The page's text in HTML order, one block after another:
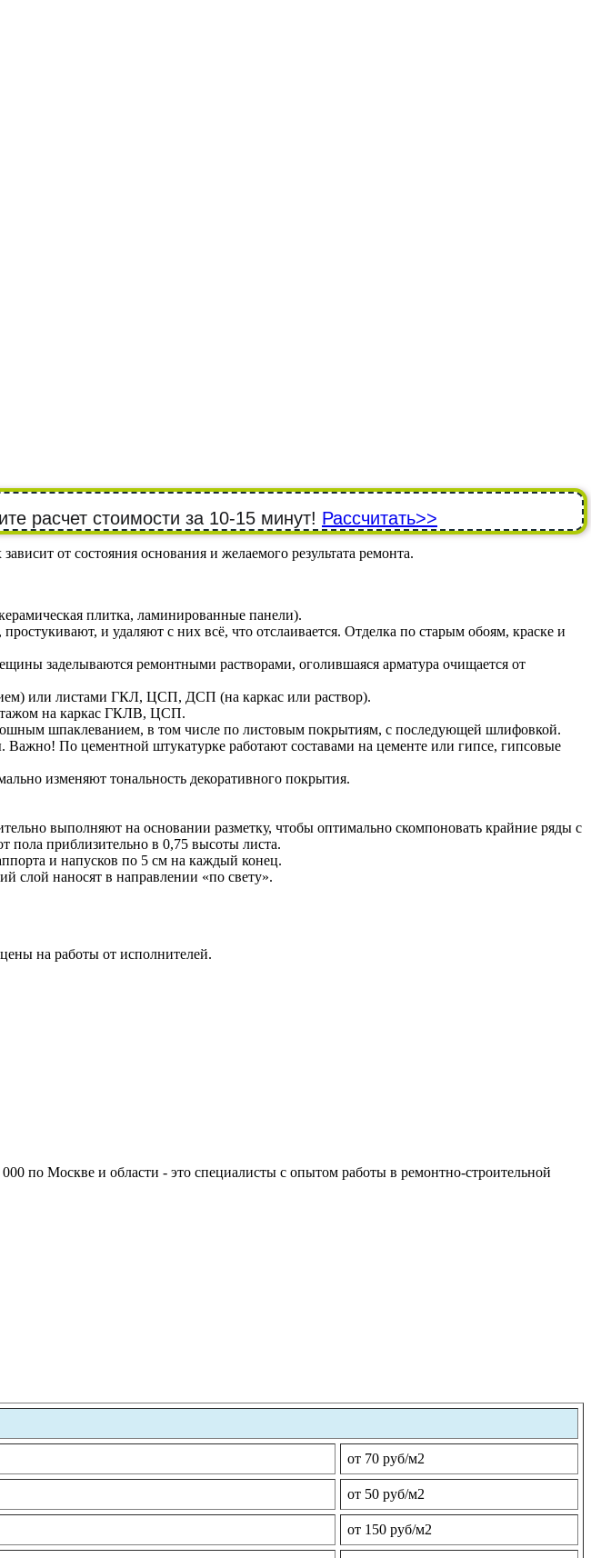
расчет стоимости за 10-15 минут! Рассчитать>>
от состояния основания и желаемого результата ремонта.
плитка, ламинированные панели).
и удаляют с них всё, что отслаивается. Отделка по старым обоям, краске и
заделываются ремонтными растворами, оголившаяся арматура очищается от
или листами ГКЛ, ЦСП, ДСП (на каркас или раствор).
на каркас ГКЛВ, ЦСП.
шпаклеванием, в том числе по листовым покрытиям, с последующей шлифовкой.
По цементной штукатурке работают составами на цементе или гипсе, гипсовые
изменяют тональность декоративного покрытия.
выполняют на основании разметку, чтобы оптимально скомпоновать крайние ряды с
пола приблизительно в 0,75 высоты листа.
и напусков по 5 см на каждый конец.
слой наносят в направлении «по свету».
на работы от исполнителей.
по Москве и области - это специалисты с опытом работы в ремонтно-строительной
от 70 руб/м2
от 50 руб/м2
от 150 руб/м2